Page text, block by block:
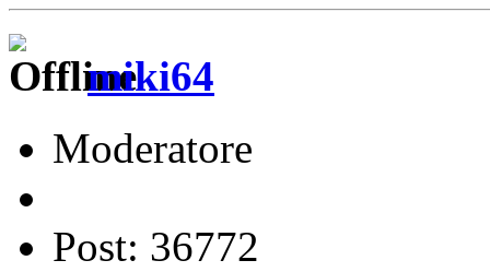
miki64
Moderatore
Post: 36772